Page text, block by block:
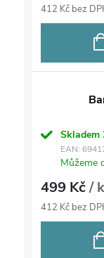
412 Kč bez
Skladem
EAN:
Můžeme
499 Kč/
412 Kč bez